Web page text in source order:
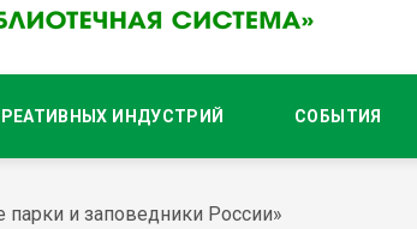
ИНДУСТРИЙ СОБЫТИЯ
и заповедники России»